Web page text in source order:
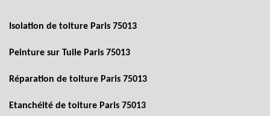
Isolation de toiture Paris 75013
Peinture sur Tuile Paris 75013
Réparation de toiture Paris 75013
Etanchéité de toiture Paris 75013